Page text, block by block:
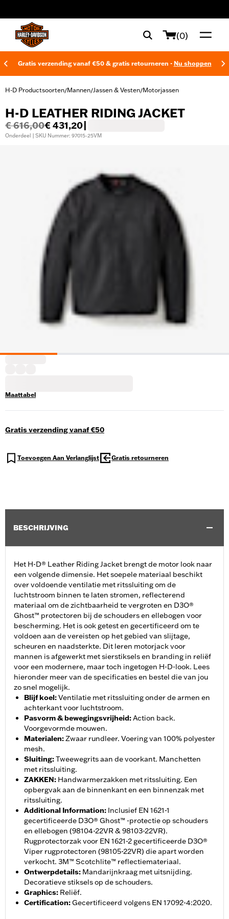
(0)
Gratis verzending vanaf €50 & gratis retourneren - Nu shoppen
H-D Productsoorten/Mannen/Jassen & Vesten/Motorjassen
H-D LEATHER RIDING JACKET
€ 616,00€ 431,20
Onderdeel | SKU Nummer: 97015-25VM
Maattabel
Gratis verzending vanaf €50
Toevoegen Aan Verlanglijst Gratis retourneren
BESCHRIJVING
Het H-D® Leather Riding Jacket brengt de motor look naar
een volgende dimensie. Het soepele materiaal beschikt
over voldoende ventilatie met ritssluiting om de
luchtstroom binnen te laten stromen, reflecterend
materiaal om de zichtbaarheid te vergroten en D3O®
Ghost™ protectoren bij de schouders en ellebogen voor
bescherming. Het is ook getest en gecertificeerd om te
voldoen aan de vereisten op het gebied van slijtage,
scheuren en naadsterkte. Dit leren motorjack voor
mannen is afgewerkt met sierstiksels en branding in reliëf
voor een modernere, maar toch ingetogen H-D-look. Lees
hieronder meer van de specificaties en bestel die van jou
zo snel mogelijk.
Blijf koel:Ventilatie met ritssluiting onder de armen en
achterkant voor luchtstroom.
Pasvorm & bewegingsvrijheid:Action back.
Voorgevormde mouwen.
Materialen:Zwaar rundleer. Voering van 100% polyester
mesh.
Sluiting:Tweewegrits aan de voorkant. Manchetten
met ritssluiting.
ZAKKEN: Handwarmerzakken met ritssluiting. Een
opbergvak aan de binnenkant en een binnenzak met
ritssluiting.
Additional Information: Inclusief EN 1621-1
gecertificeerde D3O® Ghost™ -protectie op schouders
en ellebogen (98104-22VR & 98103-22VR).
Rugprotectorzak voor EN 1621-2 gecertificeerde D3O®
Viper rugprotectoren (98105-22VR) die apart worden
verkocht. 3M™ Scotchlite™ reflectiemateriaal.
Ontwerpdetails: Mandarijnkraag met uitsnijding.
Decoratieve stiksels op de schouders.
Graphics: Reliëf.
Certification:Gecertificeerd volgens EN 17092-4:2020.